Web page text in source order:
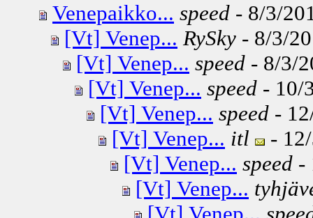
Venepaikko... speed - 8/3/
[Vt] Venep... RySky - 8/3/
[Vt] Venep... speed - 8/3/
[Vt] Venep... speed - 10/
[Vt] Venep... speed -
[Vt] Venep... itl
-
[Vt] Venep... speed -
[Vt] Venep...